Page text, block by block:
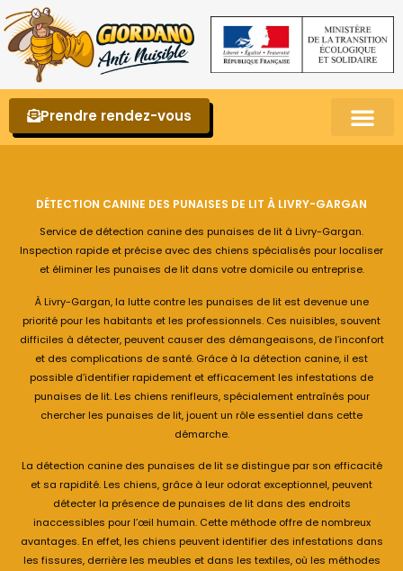
Prendre rendez-vous
DÉTECTION CANINE DES PUNAISES DE LIT À LIVRY-GARGAN
Service de détection canine des punaises de lit à Livry-Gargan.
Inspection rapide et précise avec des chiens spécialisés pour localiser
et éliminer les punaises de lit dans votre domicile ou entreprise.
À Livry-Gargan, la lutte contre les punaises de lit est devenue une
priorité pour les habitants et les professionnels. Ces nuisibles, souvent
difficiles à détecter, peuvent causer des démangeaisons, de l’inconfort
et des complications de santé. Grâce à la détection canine, il est
possible d’identifier rapidement et efficacement les infestations de
punaises de lit. Les chiens renifleurs, spécialement entraînés pour
chercher les punaises de lit, jouent un rôle essentiel dans cette
démarche.
La détection canine des punaises de lit se distingue par son efficacité
et sa rapidité. Les chiens, grâce à leur odorat exceptionnel, peuvent
détecter la présence de punaises de lit dans des endroits
inaccessibles pour l’œil humain. Cette méthode offre de nombreux
avantages. En effet, les chiens peuvent identifier des infestations dans
les fissures, derrière les meubles et dans les textiles, où les méthodes